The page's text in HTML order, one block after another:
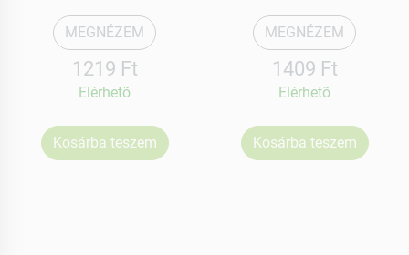
MEGNÉZEM
1219 Ft
Elérhetõ
Kosárba teszem
MEGNÉZEM
1409 Ft
Elérhetõ
Kosárba teszem